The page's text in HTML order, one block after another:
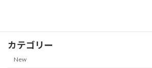
カテゴリー
New